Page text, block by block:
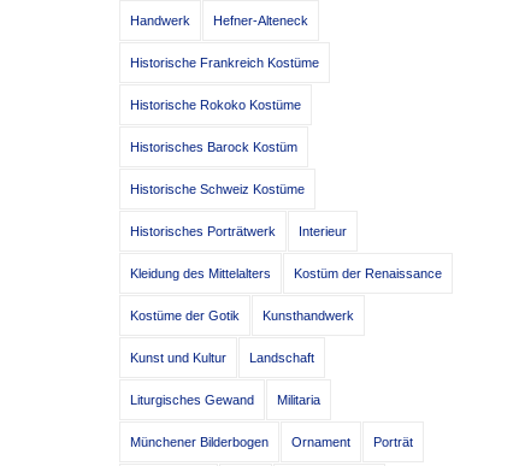
Handwerk Hefner-Alteneck
Historische Frankreich Kostüme
Historische Rokoko Kostüme
Historisches Barock Kostüm
Historische Schweiz Kostüme
Historisches Porträtwerk Interieur
Kleidung des Mittelalters Kostüm der Renaissance
Kostüme der Gotik Kunsthandwerk
Kunst und Kultur Landschaft
Liturgisches Gewand Militaria
Münchener Bilderbogen Ornament Porträt